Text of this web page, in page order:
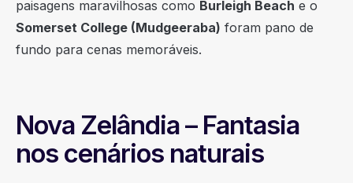
paisagens maravilhosas como Burleigh Beach e o
Somerset College (Mudgeeraba) foram pano de
fundo para cenas memoráveis.
Nova Zelândia – Fantasia
nos cenários naturais